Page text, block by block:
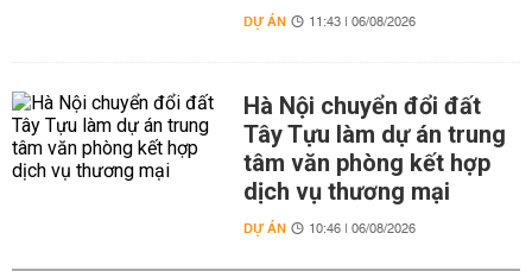
DỰ ÁN 11:43 | 06/08/2026
Hà Nội chuyển đổi đất
Tây Tựu làm dự án trung
tâm văn phòng kết hợp
dịch vụ thương mại
DỰ ÁN 10:46 | 06/08/2026